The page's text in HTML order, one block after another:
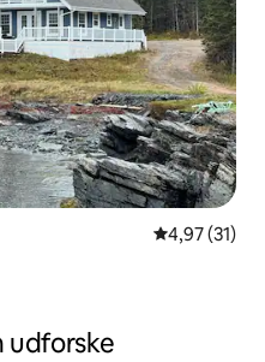
4,97 ud af 5
4,97 (31)
udforske